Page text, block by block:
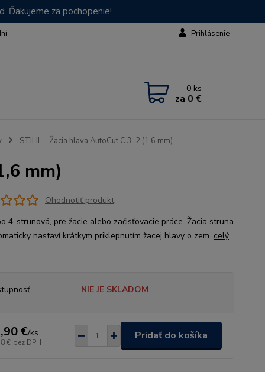
Ďakujeme za pochopenie!
Prihlásenie
0 ks
za 0 €
STIHL - Žacia hlava AutoCut C 3-2 (1,6 mm)
mm)
Ohodnotiť produkt
4-strunová, pre žacie alebo začisťovacie práce. Žacia struna
nastaví krátkym priklepnutím žacej hlavy o zem. celý
NIE JE SKLADOM
€/ks
€ bez DPH
Pridať do košíka